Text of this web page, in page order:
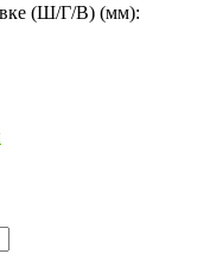
(Ш/Г/В) (мм):